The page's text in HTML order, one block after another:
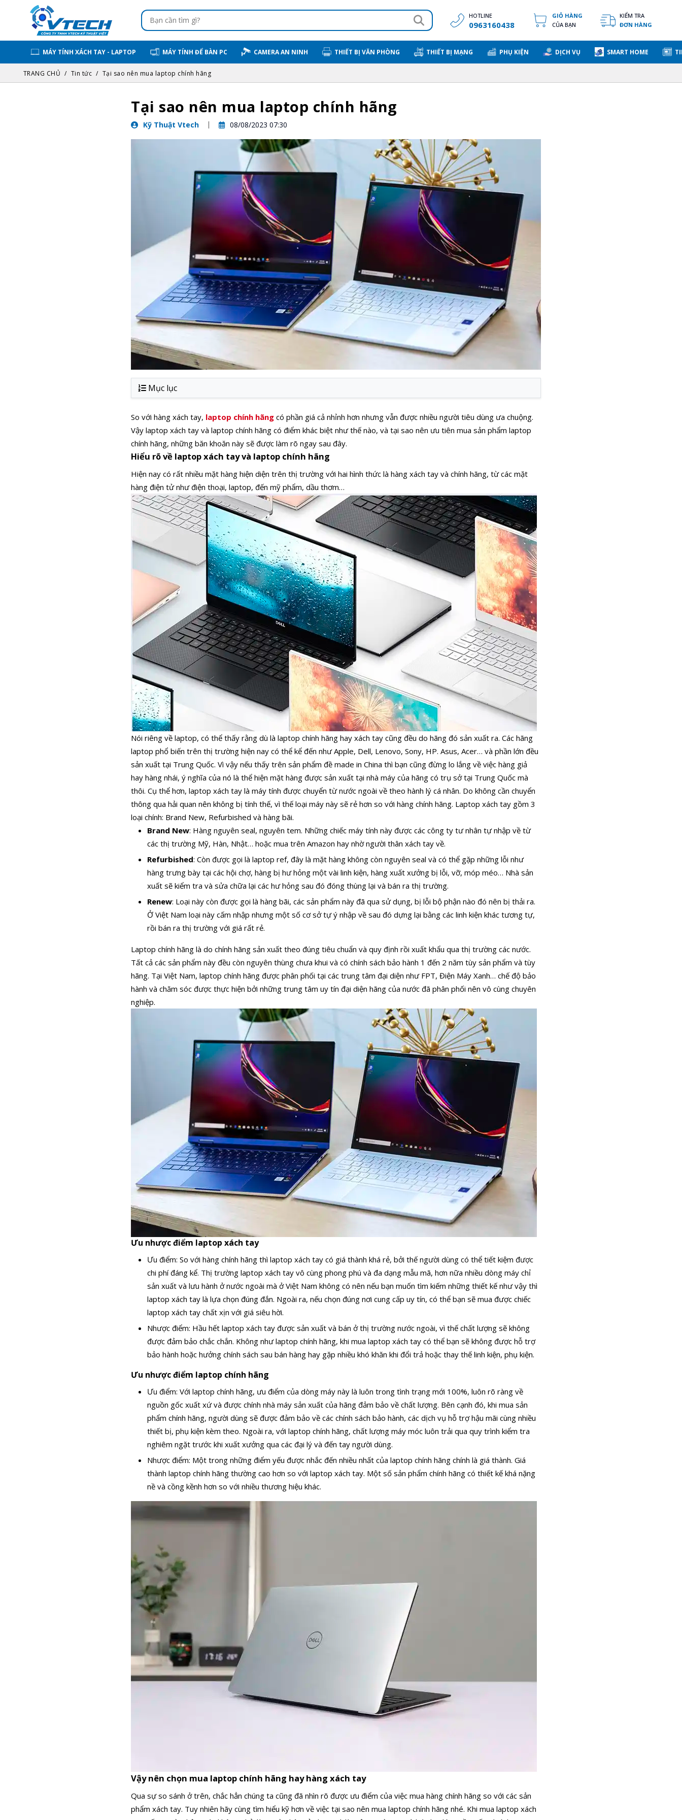
HOTLINE
0963160438
GIỎ HÀNG
CỦA BẠN
KIỂM TRA
ĐƠN HÀNG
MÁY TÍNH XÁCH TAY - LAPTOP MÁY TÍNH ĐỂ BÀN PC CAMERA AN NINH THIẾT BỊ VĂN PHÒNG THIẾT BỊ MẠNG PHỤ KIỆN DỊCH VỤ SMART HOME
TRANG CHỦ Tin tức Tại sao nên mua laptop chính hãng
Tại sao nên mua laptop chính hãng
Kỹ Thuật Vtech 08/08/2023 07:30
Mục lục
So với hàng xách tay, laptop chính hãng có phần giá cả nhỉnh hơn nhưng vẫn được nhiều người tiêu dùng ưa chuộng.
Vậy laptop xách tay và laptop chính hãng có điểm khác biệt như thế nào, và tại sao nên ưu tiên mua sản phẩm laptop
chính hãng, những băn khoăn này sẽ được làm rõ ngay sau đây.
Hiểu rõ về laptop xách tay và laptop chính hãng
Hiện nay có rất nhiều mặt hàng hiện diện trên thị trường với hai hình thức là hàng xách tay và chính hãng, từ các mặt
hàng điện tử như điện thoại, laptop, đến mỹ phẩm, dầu thơm…
Nói riêng về laptop, có thể thấy rằng dù là laptop chính hãng hay xách tay cũng đều do hãng đó sản xuất ra. Các hãng
laptop phổ biến trên thị trường hiện nay có thể kể đến như Apple, Dell, Lenovo, Sony, HP. Asus, Acer… và phần lớn đều
sản xuất tại Trung Quốc. Vì vậy nếu thấy trên sản phẩm đề made in China thì bạn cũng đừng lo lắng về việc hàng giả
hay hàng nhái, ý nghĩa của nó là thể hiện mặt hàng được sản xuất tại nhà máy của hãng có trụ sở tại Trung Quốc mà
thôi. Cụ thể hơn, laptop xách tay là máy tính được chuyển từ nước ngoài về theo hành lý cá nhân. Do không cần chuyển
thông qua hải quan nên không bị tính thế, vì thế loại máy này sẽ rẻ hơn so với hàng chính hãng. Laptop xách tay gồm 3
loại chính: Brand New, Refurbished và hàng bãi.
Brand New: Hàng nguyên seal, nguyên tem. Những chiếc máy tính này được các công ty tư nhân tự nhập về từ
các thị trường Mỹ, Hàn, Nhật… hoặc mua trên Amazon hay nhờ người thân xách tay về.
Refurbished: Còn được gọi là laptop ref, đây là mặt hàng không còn nguyên seal và có thể gặp những lỗi như
hàng trưng bày tại các hội chợ, hàng bị hư hỏng một vài linh kiện, hàng xuất xưởng bị lỗi, vỡ, móp méo… Nhà sản
xuất sẽ kiểm tra và sửa chữa lại các hư hỏng sau đó đóng thùng lại và bán ra thị trường.
Renew: Loại này còn được gọi là hàng bãi, các sản phẩm này đã qua sử dụng, bị lỗi bộ phận nào đó nên bị thải ra.
Ở Việt Nam loại này cấm nhập nhưng một số cơ sở tự ý nhập về sau đó dựng lại bằng các linh kiện khác tương tự,
rồi bán ra thị trường với giá rất rẻ.
Laptop chính hãng là do chính hãng sản xuất theo đúng tiêu chuẩn và quy định rồi xuất khẩu qua thị trường các nước.
Tất cả các sản phẩm này đều còn nguyên thùng chưa khui và có chính sách bảo hành 1 đến 2 năm tùy sản phẩm và tùy
hãng. Tại Việt Nam, laptop chính hãng được phân phối tại các trung tâm đại diện như FPT, Điện Máy Xanh… chế độ bảo
hành và chăm sóc được thực hiện bởi những trung tâm uy tín đại diện hãng của nước đã phân phối nên vô cùng chuyên
nghiệp.
Ưu nhược điểm laptop xách tay
Ưu điểm: So với hàng chính hãng thì laptop xách tay có giá thành khá rẻ, bởi thế người dùng có thể tiết kiệm được
chi phí đáng kể. Thị trường laptop xách tay vô cùng phong phú và đa dạng mẫu mã, hơn nữa nhiều dòng máy chỉ
sản xuất và lưu hành ở nước ngoài mà ở Việt Nam không có nên nếu bạn muốn tìm kiếm những thiết kế như vậy thì
laptop xách tay là lựa chọn đúng đắn. Ngoài ra, nếu chọn đúng nơi cung cấp uy tín, có thể bạn sẽ mua được chiếc
laptop xách tay chất xịn với giá siêu hời.
Nhược điểm: Hầu hết laptop xách tay được sản xuất và bán ở thị trường nước ngoài, vì thế chất lượng sẽ không
được đảm bảo chắc chắn. Không như laptop chính hãng, khi mua laptop xách tay có thể bạn sẽ không được hỗ trợ
bảo hành hoặc hưởng chính sách sau bán hàng hay gặp nhiều khó khăn khi đổi trả hoặc thay thế linh kiện, phụ kiện.
Ưu nhược điểm laptop chính hãng
Ưu điểm: Với laptop chính hãng, ưu điểm của dòng máy này là luôn trong tình trạng mới 100%, luôn rõ ràng về
nguồn gốc xuất xứ và được chính nhà máy sản xuất của hãng đảm bảo về chất lượng. Bên cạnh đó, khi mua sản
phẩm chính hãng, người dùng sẽ được đảm bảo về các chính sách bảo hành, các dịch vụ hỗ trợ hậu mãi cùng nhiều
thiết bị, phụ kiện kèm theo. Ngoài ra, với laptop chính hãng, chất lượng máy móc luôn trải qua quy trình kiểm tra
nghiêm ngặt trước khi xuất xưởng qua các đại lý và đến tay người dùng.
Nhược điểm: Một trong những điểm yếu được nhắc đến nhiều nhất của laptop chính hãng chính là giá thành. Giá
thành laptop chính hãng thường cao hơn so với laptop xách tay. Một số sản phẩm chính hãng có thiết kế khá nặng
nề và cồng kềnh hơn so với nhiều thương hiệu khác.
Vậy nên chọn mua laptop chính hãng hay hàng xách tay
Qua sự so sánh ở trên, chắc hẳn chúng ta cũng đã nhìn rõ được ưu điểm của việc mua hàng chính hãng so với các sản
phẩm xách tay. Tuy nhiên hãy cùng tìm hiểu kỹ hơn về việc tại sao nên mua laptop chính hãng nhé. Khi mua laptop xách